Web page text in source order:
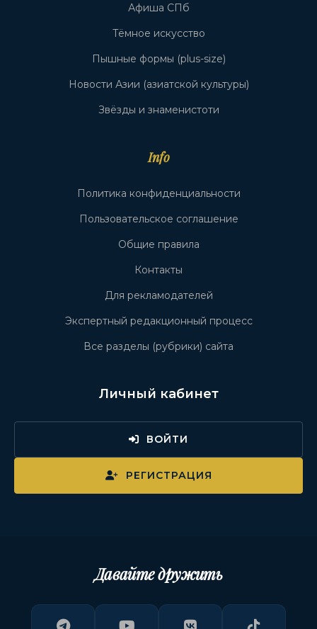
Афиша СПб
Тёмное искусство
Пышные формы (plus-size)
Новости Азии (азиатской культуры)
Звёзды и знаменистоти
Info
Политика конфиденциальности
Пользовательское соглашение
Общие правила
Контакты
Для рекламодателей
Экспертный редакционный процесс
Все разделы (рубрики) сайта
Личный кабинет
ВОЙТИ
РЕГИСТРАЦИЯ
Давайте дружить